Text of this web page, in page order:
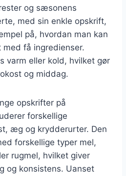
og sæsonens
med sin enkle opskrift,
på, hvordan man kan
få ingredienser.
varm eller kold, hvilket gør
og middag.
opskrifter på
forskellige
æg og krydderurter. Den
forskellige typer mel,
rugmel, hvilket giver
og konsistens. Uanset